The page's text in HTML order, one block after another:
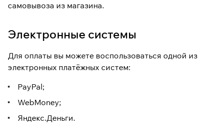
самовывоза из магазина.
Электронные системы
Для оплаты вы можете воспользоваться одной из
электронных платёжных систем:
PayPal;
WebMoney;
Яндекс.Деньги.